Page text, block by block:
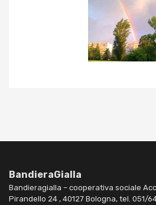
BandieraGialla
Bandieragialla – cooperativa sociale
Pirandello 24 , 40127 Bologna, tel. 051/